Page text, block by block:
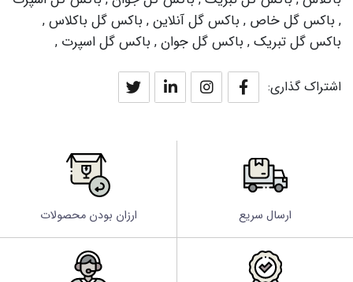
, باکس گل خاص , باکس گل آنلاین , باکس گل باکلاس ,
باکس گل تبریک , باکس گل جوان , باکس گل اسپرت ,
اشتراک گذاری:
ارسال سریع ارزان بودن محصولات